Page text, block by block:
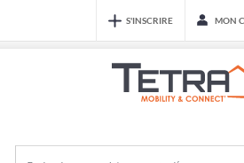
S'INSCRIRE MON